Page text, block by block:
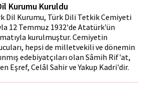
Kurumu Kuruldu
Dil Kurumu, Türk Dili Tetkik Cemiyeti
12 Temmuz 1932'de Atatürk'ün
kurulmuştur. Cemiyetin
hepsi de milletvekili ve dönemin
edebiyatçıları olan Sâmih Rif'at,
Eşref, Celâl Sahir ve Yakup Kadri'dir.